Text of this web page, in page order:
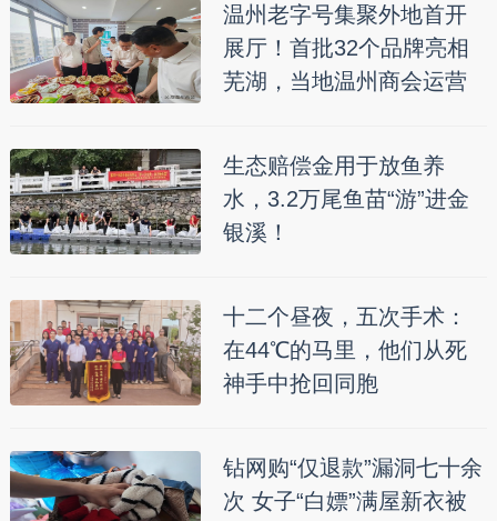
温州老字号集聚外地首开
展厅！首批32个品牌亮相
芜湖，当地温州商会运营
生态赔偿金用于放鱼养
水，3.2万尾鱼苗“游”进金
银溪！
十二个昼夜，五次手术：
在44℃的马里，他们从死
神手中抢回同胞
钻网购“仅退款”漏洞七十余
次 女子“白嫖”满屋新衣被